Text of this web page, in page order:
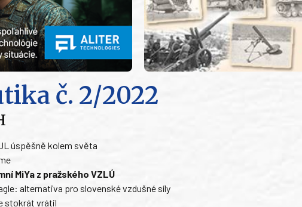
č. 2/2022
úspěšně kolem světa
MiYa z pražského VZLÚ
alternativa pro slovenské vzdušné síly
stokrát vrátil